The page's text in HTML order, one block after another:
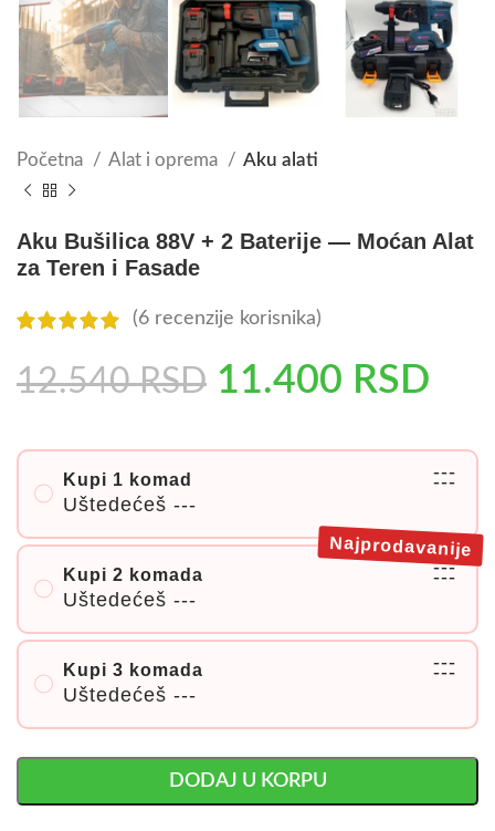
Početna Alat i oprema Aku alati
Aku Bušilica 88V + 2 Baterije — Moćan Alat
za Teren i Fasade
(6 recenzije korisnika)
12.540RSD 11.400 RSD
Kupi 1 komad
Uštedećeš ---
---
---
Kupi 2 komada
Uštedećeš ---
---
---
Najprodavanije
Kupi 3 komada
Uštedećeš ---
---
---
DODAJ U KORPU